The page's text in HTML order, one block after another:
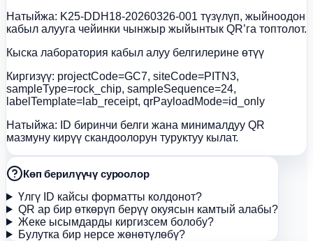
Натыйжа: K25-DDH18-20260326-001 түзүлүп, жыйноодон
кабыл алууга чейинки чынжыр жыйынтык QR’га топтолот.
Кыска лаборатория кабыл алуу белгилерине өтүү
Киргизүү: projectCode=GC7, siteCode=PITN3,
sampleType=rock_chip, sampleSequence=24,
labelTemplate=lab_receipt, qrPayloadMode=id_only
Натыйжа: ID биринчи белги жана минималдуу QR
мазмуну кирүү скандоолорун туруктуу кылат.
Көп берилүүчү суроолор
Үлгү ID кайсы форматты колдонот?
QR ар бир өткөрүп берүү окуясын камтый алабы?
Жеке ысымдарды киргизсем болобу?
Булутка бир нерсе жөнөтүлөбү?